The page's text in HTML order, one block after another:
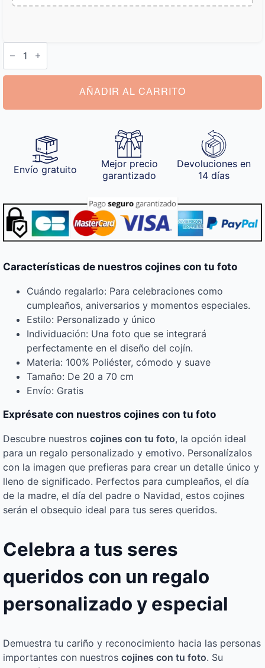
Cojínes
con
Tu
Foto
AÑADIR AL CARRITO
Envío gratuito
Mejor precio
garantizado
Devoluciones en
14 días
Características de nuestros cojines con tu foto
Cuándo regalarlo: Para celebraciones como
cumpleaños, aniversarios y momentos especiales.
Estilo: Personalizado y único
Individuación: Una foto que se integrará
perfectamente en el diseño del cojín.
Materia: 100% Poliéster, cómodo y suave
Tamaño: De 20 a 70 cm
Envío: Gratis
Exprésate con nuestros cojines con tu foto
Descubre nuestros cojines con tu foto, la opción ideal
para un regalo personalizado y emotivo. Personalízalos
con la imagen que prefieras para crear un detalle único y
lleno de significado. Perfectos para cumpleaños, el día
de la madre, el día del padre o Navidad, estos cojines
serán el obsequio ideal para tus seres queridos.
Celebra a tus seres
queridos con un regalo
personalizado y especial
Demuestra tu cariño y reconocimiento hacia las personas
importantes con nuestros cojines con tu foto. Su